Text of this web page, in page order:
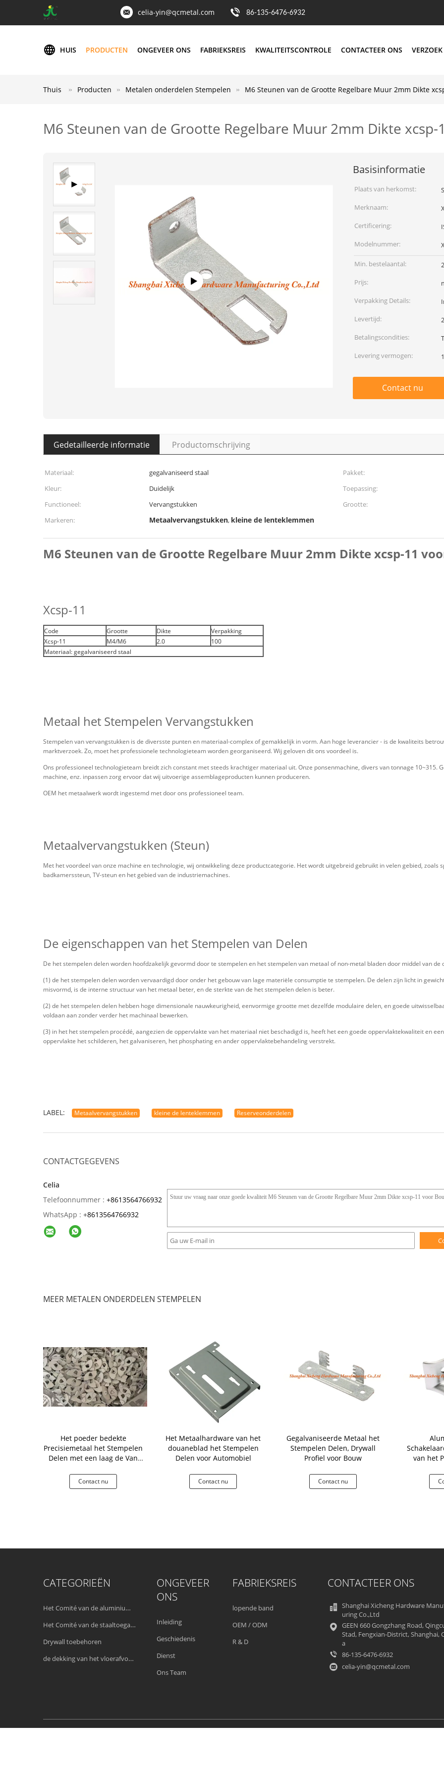
celia-yin@qcmetal.com 86-135-6476-6932
HUIS PRODUCTEN ONGEVEER ONS FABRIEKSREIS KWALITEITSCONTROLE CONTACTEER ONS
Thuis Producten Metalen onderdelen Stempelen M6 Steunen van de Grootte Regelbare Muur 2mm Dikte
M6 Steunen van de Grootte Regelbare Muur 2mm Dikte
Basisinformatie
Plaats van herkomst:
Merknaam:
Certificering:
Modelnummer:
Min. bestelaantal:
Prijs:
Verpakking Details:
Levertijd:
Betalingscondities:
Levering vermogen:
Contact nu
Gedetailleerde informatie Productomschrijving
Materiaal: gegalvaniseerd staal Pakket:
Kleur:
Duidelijk Toepassing:
Functioneel:
Vervangstukken Grootte:
Markeren:
Metaalvervangstukken, kleine de lenteklemmen
M6 Steunen van de Grootte Regelbare Muur 2mm Dikte xcsp-11
Xcsp-11
Code Grootte Dikte
Verpakking
Xcsp-11
M4/M6 2.0
100
Materiaal: gegalvaniseerd staal
Metaal het Stempelen Vervangstukken
Stempelen van vervangstukken is de diversste punten en materiaal-complex of gemakkelijk in vorm. Aan hoge leverancier - is de kwaliteits
marktverzoek. Zo, moet het professionele technologieteam worden georganiseerd. Wij geloven dit ons voordeel is.
Ons professioneel technologieteam breidt zich constant met steeds krachtiger materiaal uit. Onze ponsenmachine, divers van tonnage 10~315.
machine, enz. inpassen zorg ervoor dat wij uitvoerige assemblageproducten kunnen produceren.
OEM het metaalwerk wordt ingestemd met door ons professioneel team.
Metaalvervangstukken (Steun)
Met het voordeel van onze machine en technologie, wij ontwikkeling deze productcategorie. Het wordt uitgebreid gebruikt in velen gebied,
badkamerssteun, TV-steun en het gebied van de industriemachines.
De eigenschappen van het Stempelen van Delen
De het stempelen delen worden hoofdzakelijk gevormd door te stempelen en het stempelen van metaal of non-metal bladen door middel van de
(1) de het stempelen delen worden vervaardigd door onder het gebouw van lage materiële consumptie te stempelen. De delen zijn licht in
misvormd, is de interne structuur van het metaal beter, en de sterkte van de het stempelen delen is beter.
(2) de het stempelen delen hebben hoge dimensionale nauwkeurigheid, eenvormige grootte met dezelfde modulaire delen, en goede
voldaan aan zonder verder het machinaal bewerken.
(3) in het het stempelen procédé, aangezien de oppervlakte van het materiaal niet beschadigd is, heeft het een goede oppervlaktekwaliteit en
oppervlakte het schilderen, het galvaniseren, het phosphating en ander oppervlaktebehandeling verstrekt.
LABEL: Metaalvervangstukken kleine de lenteklemmen Reserveonderdelen
CONTACTGEGEVENS
Celia
Telefoonnummer : +8613564766932
WhatsApp : +8613564766932
MEER METALEN ONDERDELEN STEMPELEN
Het poeder bedekte
Precisiemetaal het Stempelen
Delen met een laag de Van
Contact nu
Het Metaalhardware van het
douaneblad het Stempelen
Delen voor Automobiel
Contact nu
Gegalvaniseerde Metaal het
Stempelen Delen, Drywall
Profiel voor Bouw
Contact nu
van het
CATEGORIEËN
Het Comité van de aluminiumtoegang
Het Comité van de staaltoegang
Drywall toebehoren
de dekking van het vloerafvoerkanaal
ONGEVEER
ONS
Inleiding
Geschiedenis
Dienst
Ons Team
FABRIEKSREIS
lopende band
OEM / ODM
R & D
CONTACTEER ONS
Shanghai Xicheng Hardware
uring Co.,Ltd
GEEN 660 Gongzhang Road,
Stad, Fengxian-District, Shanghai,
a
86-135-6476-6932
celia-yin@qcmetal.com